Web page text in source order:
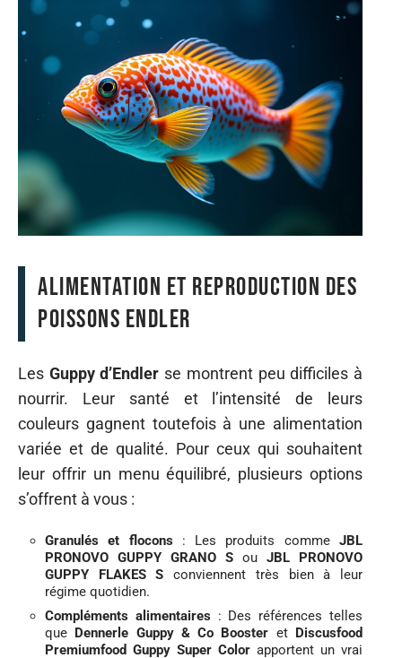
Alimentation et reproduction des
poissons Endler
Les Guppy d’Endler se montrent peu difficiles à
nourrir. Leur santé et l’intensité de leurs
couleurs gagnent toutefois à une alimentation
variée et de qualité. Pour ceux qui souhaitent
leur offrir un menu équilibré, plusieurs options
s’offrent à vous :
Granulés et flocons : Les produits commeJBL
PRONOVO GUPPY GRANO S ou JBL PRONOVO
GUPPY FLAKES S conviennent très bien à leur
régime quotidien.
Compléments alimentaires : Des références telles
que Dennerle Guppy & Co Booster et Discusfood
Premiumfood Guppy Super Color apportent un vrai